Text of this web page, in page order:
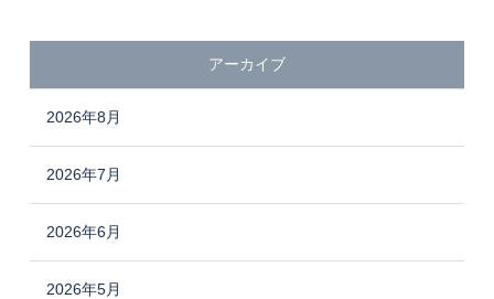
アーカイブ
2026年8月
2026年7月
2026年6月
2026年5月